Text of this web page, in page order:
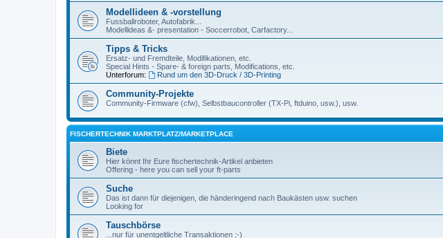
Modellideen & -vorstellung
Fussballroboter, Autofabrik...
Modellideas &- presentation - Soccerrobot, Carfactory...
Tipps & Tricks
Ersatz- und Fremdteile, Modifikationen, etc.
Special Hints - Spare- & foreign parts, Modifications, etc.
Unterforum:
Rund um den 3D-Druck / 3D-Printing
Community-Projekte
Community-Firmware (cfw), Selbstbaucontroller (TX-Pi, ftduino, usw.), usw.
FISCHERTECHNIK MARKTPLATZ/MARKETPLACE
Biete
Hier könnt Ihr Eure fischertechnik-Artikel anbieten
Offering - here you can sell your ft-parts
Suche
Das ist dann für diejenigen, die händeringend nach Baukästen usw. suchen
Looking for
Tauschbörse
...nur für unentgeltliche Transaktionen ;-)